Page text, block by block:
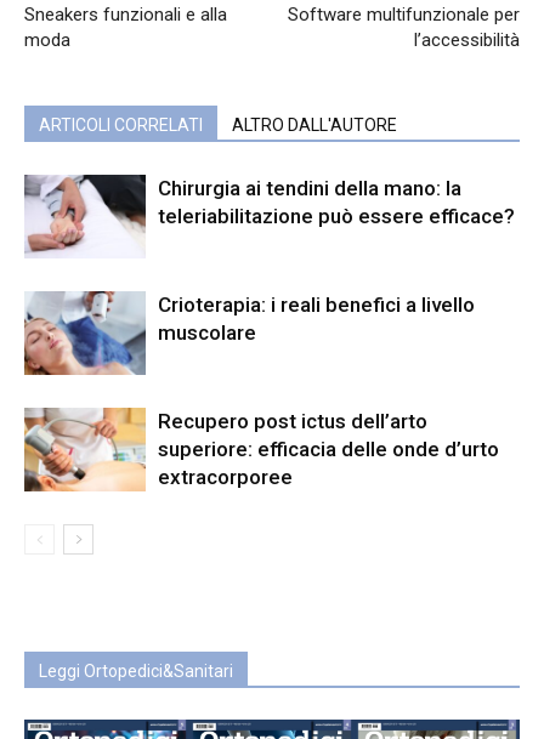
Sneakers funzionali e alla
moda
Software multifunzionale per
l’accessibilità
ARTICOLI CORRELATI ALTRO DALL'AUTORE
Chirurgia ai tendini della mano: la
teleriabilitazione può essere efficace?
Crioterapia: i reali benefici a livello
muscolare
Recupero post ictus dell’arto
superiore: efficacia delle onde d’urto
extracorporee
Leggi Ortopedici&Sanitari